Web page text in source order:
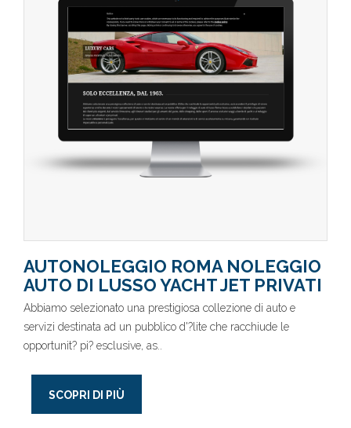
AUTONOLEGGIO ROMA NOLEGGIO
AUTO DI LUSSO YACHT JET PRIVATI
Abbiamo selezionato una prestigiosa collezione di auto e
servizi destinata ad un pubblico d'?lite che racchiude le
opportunit? pi? esclusive, as..
SCOPRI DI PIÙ